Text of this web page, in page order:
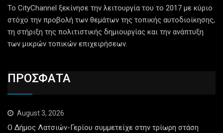
Το CityChannel ξεκίνησε την λειτουργία του το 2017 με κύριο
στόχο την προβολή των θεμάτων της τοπικής αυτοδιοίκησης,
τη στήριξη της πολιτιστικής δημιουργίας και την ανάπτυξη
των μικρών τοπικών επιχειρήσεων.
ΠΡΟΣΦΑΤΑ
August 3, 2026
Ο Δήμος Λατσιών-Γερίου συμμετείχε στην τρίωρη στάση